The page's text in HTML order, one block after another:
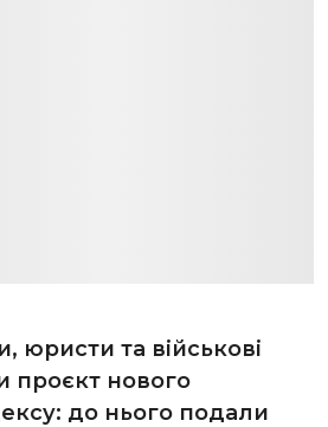
юристи та військові
проєкт нового
до нього подали